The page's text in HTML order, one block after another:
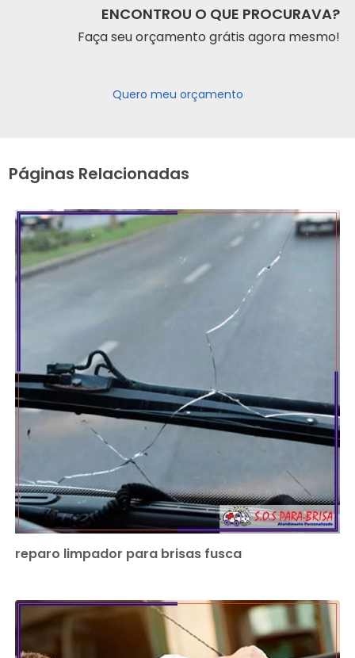
ENCONTROU O QUE PROCURAVA?
Faça seu orçamento grátis agora mesmo!
Quero meu orçamento
Páginas Relacionadas
reparo limpador para brisas fusca